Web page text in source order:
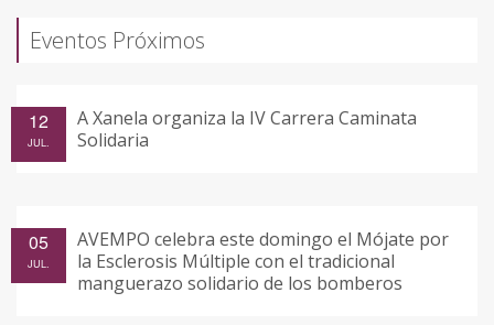
Eventos Próximos
A Xanela organiza la IV Carrera Caminata
Solidaria
12
JUL.
AVEMPO celebra este domingo el Mójate por
la Esclerosis Múltiple con el tradicional
manguerazo solidario de los bomberos
05
JUL.